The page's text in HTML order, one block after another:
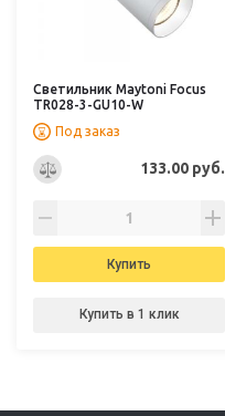
Светильник Maytoni Focus
TR028-3-GU10-W
Под заказ
133.00 руб.
Купить
Купить в 1 клик